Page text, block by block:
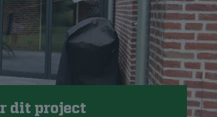
dit project